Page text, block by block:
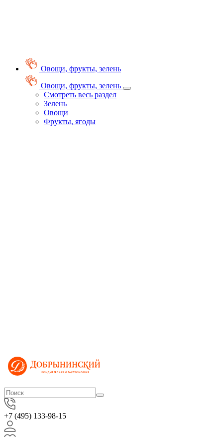
Овощи, фрукты, зелень
Овощи, фрукты, зелень
Смотреть весь раздел
Зелень
Овощи
Фрукты, ягоды
+7 (495) 133-98-15